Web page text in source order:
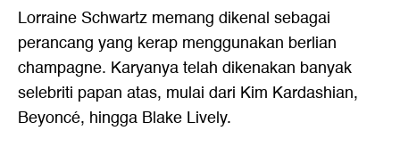
Lorraine Schwartz memang dikenal sebagai
perancang yang kerap menggunakan berlian
champagne. Karyanya telah dikenakan banyak
selebriti papan atas, mulai dari Kim Kardashian,
Beyoncé, hingga Blake Lively.